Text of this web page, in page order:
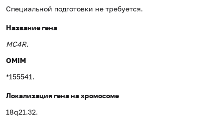
Специальной подготовки не требуется.
Название гена
MC4R.
OMIM
*155541.
Локализация гена на хромосоме
18q21.32.